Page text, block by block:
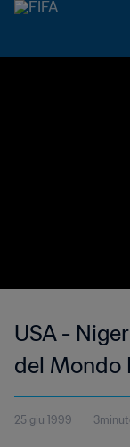
USA -
del Mondo
1999 |
25 giu 1999